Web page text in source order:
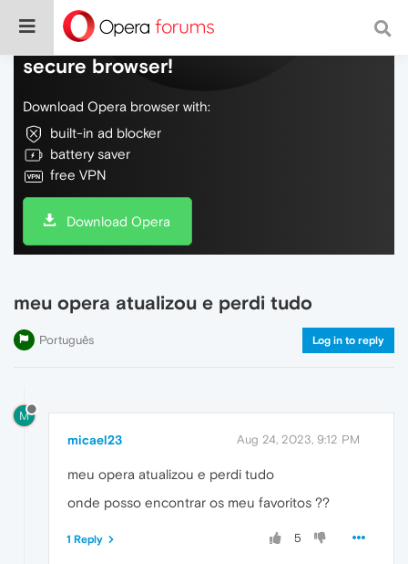
Do more on the web, with a fast and
secure browser!
Download Opera browser with:
built-in ad blocker
battery saver
free VPN
Download Opera
meu opera atualizou e perdi tudo
Português Log in to reply
M
micael23 Aug 24, 2023, 9:12 PM
meu opera atualizou e perdi tudo
onde posso encontrar os meu favoritos ??
5
1 Reply